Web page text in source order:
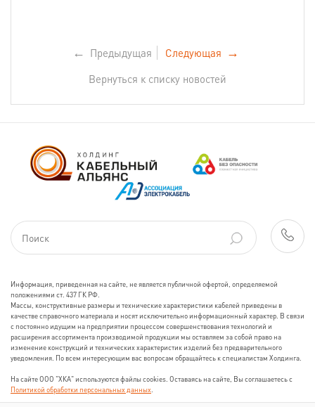
← Предыдущая Следующая →
Вернуться к списку новостей
Информация, приведенная на сайте, не является публичной офертой, определяемой
положениями ст. 437 ГК РФ.
Массы, конструктивные размеры и технические характеристики кабелей приведены в
качестве справочного материала и носят исключительно информационный характер. В связи
с постоянно идущим на предприятии процессом совершенствования технологий и
расширения ассортимента производимой продукции мы оставляем за собой право на
изменение конструкций и технических характеристик изделий без предварительного
уведомления. По всем интересующим вас вопросам обращайтесь к специалистам Холдинга.
На сайте ООО "ХКА" используются файлы cookies. Оставаясь на сайте, Вы соглашаетесь с
Политикой обработки персональных данных.